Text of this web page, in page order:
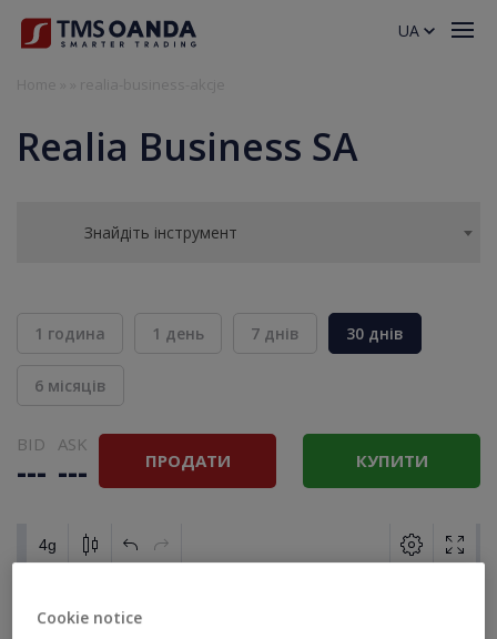
Realia Business SA
Знайдіть інструмент
1 година 1 день 7 днів 30 днів
6 місяців
BID
---
ASK
--- ПРОДАТИ КУПИТИ
UA
Cookie notice